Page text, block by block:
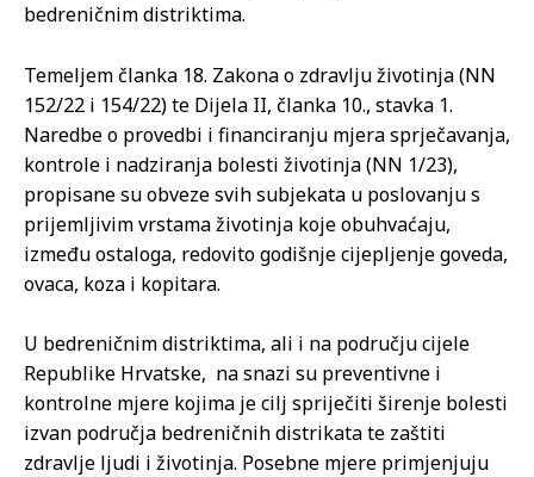
bedreničnim distriktima.
Temeljem članka 18. Zakona o zdravlju životinja (NN
152/22 i 154/22) te Dijela II, članka 10., stavka 1.
Naredbe o provedbi i financiranju mjera sprječavanja,
kontrole i nadziranja bolesti životinja (NN 1/23),
propisane su obveze svih subjekata u poslovanju s
prijemljivim vrstama životinja koje obuhvaćaju,
između ostaloga, redovito godišnje cijepljenje goveda,
ovaca, koza i kopitara.
U bedreničnim distriktima, ali i na području cijele
Republike Hrvatske, na snazi su preventivne i
kontrolne mjere kojima je cilj spriječiti širenje bolesti
izvan područja bedreničnih distrikata te zaštiti
zdravlje ljudi i životinja. Posebne mjere primjenjuju